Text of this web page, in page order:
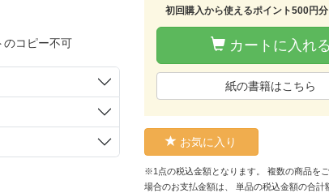
のコピー不可
初回購入から使えるポイント500円
カートに入れる
紙の書籍はこちら
お気に入り
※1点の税込金額となります。 複数の商品を
場合のお支払金額は、 単品の税込金額の合計